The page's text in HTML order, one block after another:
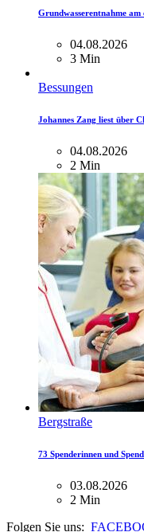
Grundwasserentnahme
04.08.2026
3 Min
Bessungen
Johannes Zang liest über
04.08.2026
2 Min
Bergstraße
73 Spenderinnen und
03.08.2026
2 Min
Folgen Sie uns: